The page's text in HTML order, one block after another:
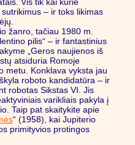
– ir toks likimas
žanro, tačiau 1980 m.
pilis“ – ir fantastinius
„Geros naujienos iš
atsiduria Romoje
metu. Konklava vyksta jau
roboto kandidatūra – ir
robotas Sikstas VI. Jis
varikliais pakyla į
Taip pat skaitykite apie
“ (1958), kai Jupiterio
primityvios protingos